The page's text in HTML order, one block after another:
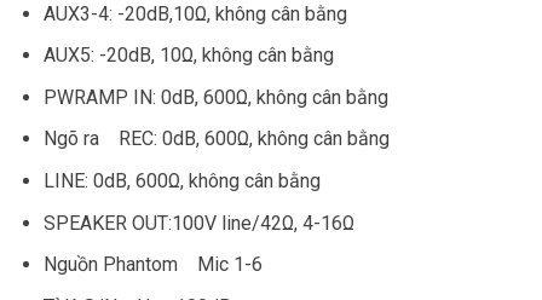
AUX3-4: -20dB,10Ω, không cân bằng
AUX5: -20dB, 10Ω, không cân bằng
PWRAMP IN: 0dB, 600Ω, không cân bằng
Ngõ ra REC: 0dB, 600Ω, không cân bằng
LINE: 0dB, 600Ω, không cân bằng
SPEAKER OUT:100V line/42Ω, 4-16Ω
Nguồn Phantom Mic 1-6